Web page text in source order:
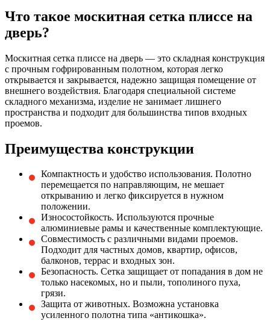
Что такое москитная сетка плиссе на
дверь?
Москитная сетка плиссе на дверь — это складная конструкция
с прочным гофрированным полотном, которая легко
открывается и закрывается, надежно защищая помещение от
внешнего воздействия. Благодаря специальной системе
складного механизма, изделие не занимает лишнего
пространства и подходит для большинства типов входных
проемов.
Преимущества конструкции
Компактность и удобство использования. Полотно
перемещается по направляющим, не мешает
открыванию и легко фиксируется в нужном
положении.
Износостойкость. Используются прочные
алюминиевые рамы и качественные комплектующие.
Совместимость с различными видами проемов.
Подходит для частных домов, квартир, офисов,
балконов, террас и входных зон.
Безопасность. Сетка защищает от попадания в дом не
только насекомых, но и пыли, тополиного пуха,
грязи.
Защита от животных. Возможна установка
усиленного полотна типа «антикошка».